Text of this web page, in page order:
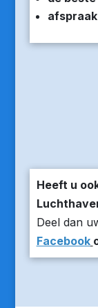
Heeft u
Deel dan
Facebook